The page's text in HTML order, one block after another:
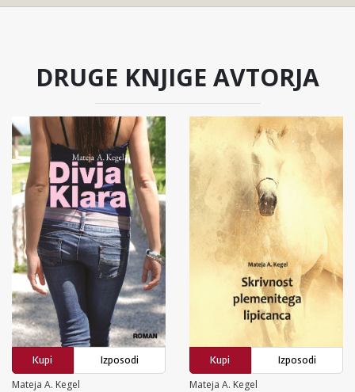
DRUGE KNJIGE AVTORJA
Kupi
Izposodi
Mateja A. Kegel
Kupi
Izposodi
Mateja A. Kegel